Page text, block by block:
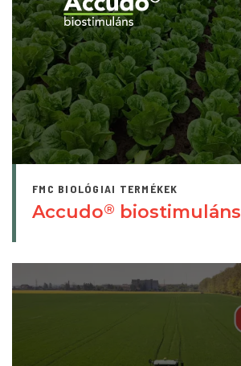
FMC BIOLÓGIAI TERMÉKEK
Accudo® biostimuláns